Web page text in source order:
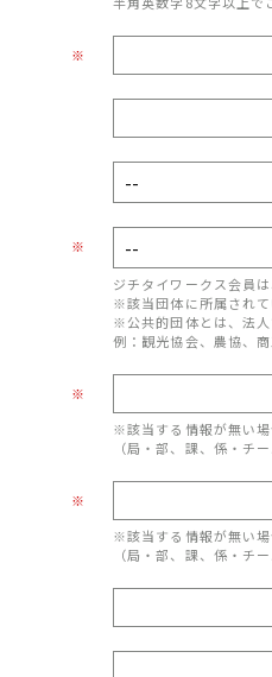
※
※
ジチタイワークス会員
※該当団体に所属されて
※公共的団体とは、法人
例：観光協会、農協、
※
※該当する情報が無い場
（局・部、課、係・チ
※
※該当する情報が無い場
（局・部、課、係・チ